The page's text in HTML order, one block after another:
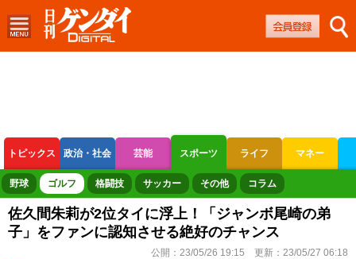
トピックス 政治・社会 芸能 スポーツ ライフ マネー
ボートレース 競輪 オートレース
野球 ゴルフ 格闘技 サッカー その他 コラム
佐久間朱莉が2位タイに浮上！「ジャンボ尾崎の弟
子」をファンに認知させる絶好のチャンス
公開： 23/05/26 19:15 更新： 23/05/27 06:18